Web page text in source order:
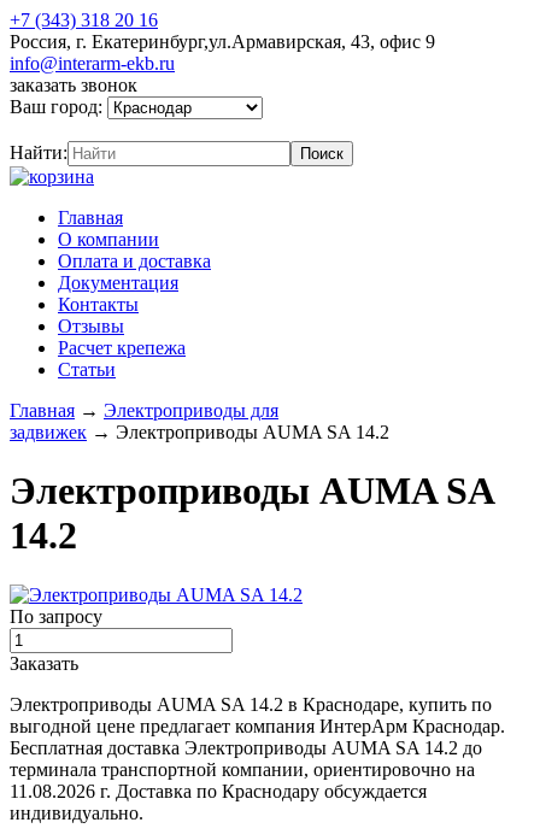
+7 (343) 318 20 16
Россия, г. Екатеринбург,ул.Армавирская, 43, офис 9
info@interarm-ekb.ru
заказать звонок
Ваш город:
Найти:
Главная
О компании
Оплата и доставка
Документация
Контакты
Отзывы
Расчет крепежа
Статьи
Главная → Электроприводы для
задвижек → Электроприводы AUMA SA 14.2
Электроприводы AUMA SA
14.2
По запросу
Заказать
Электроприводы AUMA SA 14.2 в Краснодаре, купить по
выгодной цене предлагает компания ИнтерАрм Краснодар.
Бесплатная доставка Электроприводы AUMA SA 14.2 до
терминала транспортной компании, ориентировочно на
11.08.2026 г. Доставка по Краснодару обсуждается
индивидуально.